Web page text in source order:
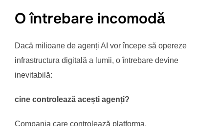
O întrebare incomodă
Dacă milioane de agenți AI vor începe să opereze
infrastructura digitală a lumii, o întrebare devine
inevitabilă:
cine controlează acești agenți?
Compania care controlează platforma.